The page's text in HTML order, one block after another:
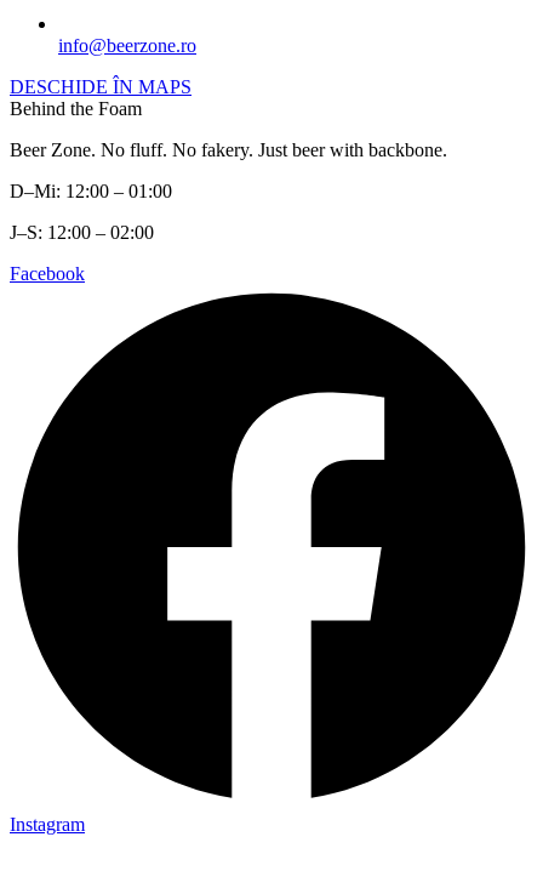
info@beerzone.ro
DESCHIDE ÎN MAPS
Behind the Foam
Beer Zone. No fluff. No fakery. Just beer with backbone.
D–Mi: 12:00 – 01:00
J–S: 12:00 – 02:00
Facebook
Instagram